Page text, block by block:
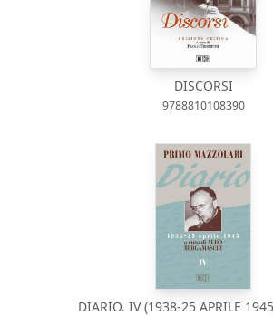
DISCORSI
9788810108390
DIARIO. IV (1938-25 APRILE